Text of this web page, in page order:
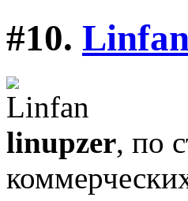
#10.
linupzer, по